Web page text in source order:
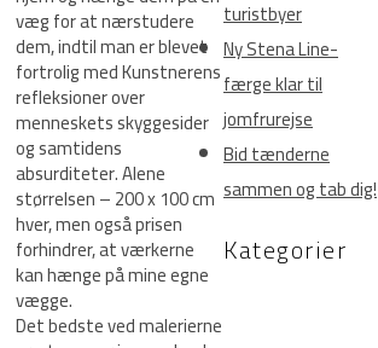
væg for at nærstudere
dem, indtil man er blevet
fortrolig med Kunstnerens
refleksioner over
menneskets skyggesider
og samtidens
absurditeter. Alene
størrelsen – 200 x 100 cm
hver, men også prisen
forhindrer, at værkerne
kan hænge på mine egne
vægge.
Det bedste ved malerierne
turistbyer
Ny Stena Line-
færge klar til
jomfrurejse
Bid tænderne
sammen og tab dig!
Kategorier